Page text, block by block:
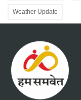
Weather Update